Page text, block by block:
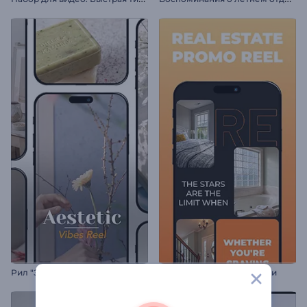
Рил "Эстетические вибрации" Промо-рил недвижимости